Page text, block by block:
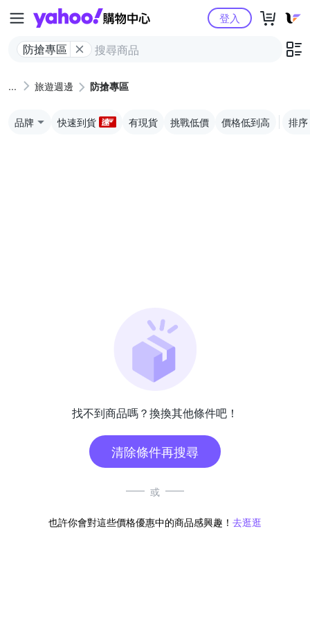
Yahoo購物中心
防搶專區
登入
旅遊週邊 防搶專區
品牌 快速到貨 有現貨 挑戰低價 價格低到高 排序
找不到商品嗎？換換其他條件吧！
清除條件再搜尋
或
也許你會對這些價格優惠中的商品感興趣！ 去逛逛